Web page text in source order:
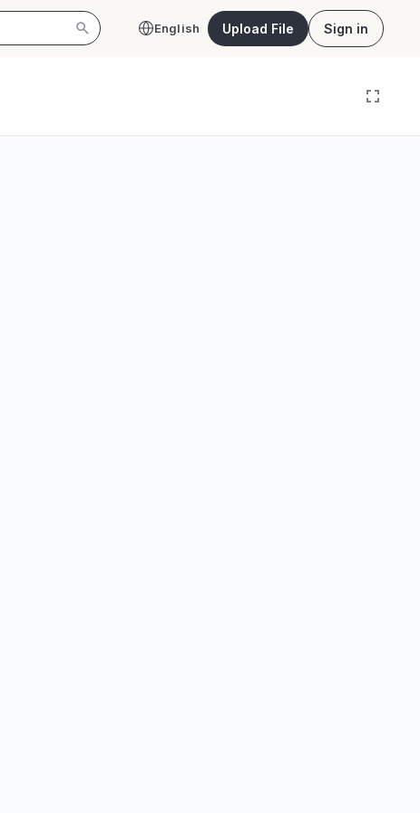
English Upload File Sign in